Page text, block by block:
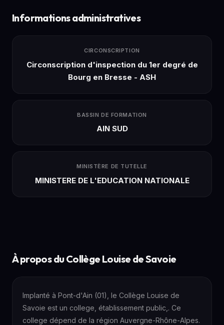
Informations administratives
CIRCONSCRIPTION
Circonscription d'inspection du 1er degré de
Bourg en Bresse - ASH
BASSIN DE FORMATION
AIN SUD
MINISTÈRE DE TUTELLE
MINISTERE DE L'EDUCATION NATIONALE
À propos du Collège Louise de Savoie
Implanté à Pont-d'Ain (01), le Collège Louise de
Savoie est un college, établissement public,. Ce
college dépend de la région Auvergne-Rhône-Alpes.